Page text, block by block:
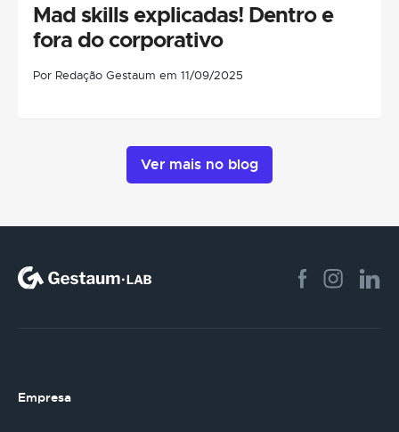
Mad skills explicadas! Dentro e
fora do corporativo
Por Redação Gestaum em 11/09/2025
Ver mais no blog
Empresa